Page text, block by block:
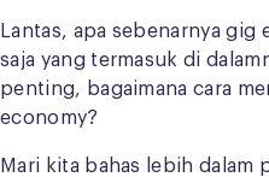
Lantas, apa sebenarnya gig
saja yang termasuk di
penting, bagaimana cara
economy?
Mari kita bahas lebih dalam